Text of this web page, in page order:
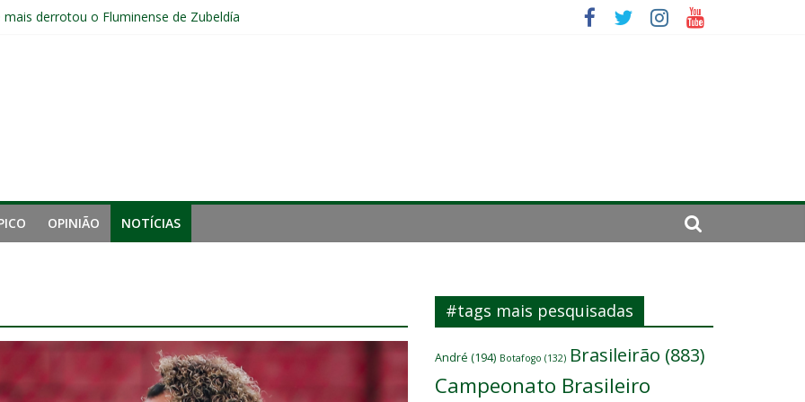
derrotou o Fluminense de Zubeldía
vencer após eliminação para o Vasco
do Fluminense não debate saída de Zubeldía após eliminação
OPINIÃO NOTÍCIAS
#tags mais pesquisadas
André (194) Botafogo (132) Brasileirão (883)
Campeonato Brasileiro